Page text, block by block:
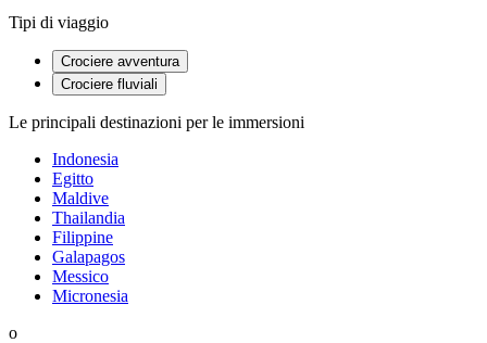
Tipi di viaggio
Crociere avventura
Crociere fluviali
Le principali destinazioni per le immersioni
Indonesia
Egitto
Maldive
Thailandia
Filippine
Galapagos
Messico
Micronesia
o